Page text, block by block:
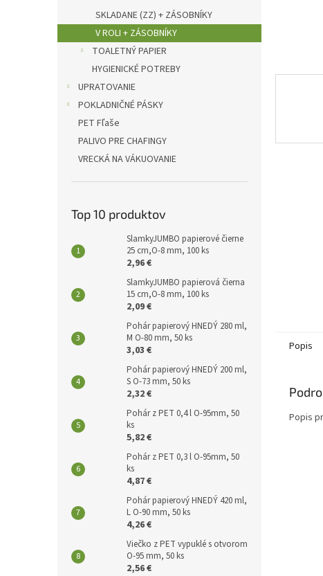
SKLADANE (ZZ) + ZÁSOBNÍKY
V ROLI + ZÁSOBNÍKY
TOALETNÝ PAPIER
HYGIENICKÉ POTREBY
UPRATOVANIE
POKLADNIČNÉ PÁSKY
PET Fľaše
PALIVO PRE CHAFINGY
VRECKÁ NA VÁKUOVANIE
Top 10 produktov
SlamkyJUMBO papierové čierne
25 cm,O-8 mm, 100 ks
2,96 €
SlamkyJUMBO papierová čierna
15 cm,O-8 mm, 100 ks
2,09 €
Pohár papierový HNEDÝ 280 ml,
M O-80 mm, 50 ks
3,03 €
Pohár papierový HNEDÝ 200 ml,
S O-73 mm, 50 ks
2,32 €
Pohár z PET 0,4 l O-95mm, 50
ks
5,82 €
Pohár z PET 0,3 l O-95mm, 50
ks
4,87 €
Pohár papierový HNEDÝ 420 ml,
L O-90 mm, 50 ks
4,26 €
Viečko z PET vypuklé s otvorom
O-95 mm, 50 ks
2,56 €
Popis
Popis